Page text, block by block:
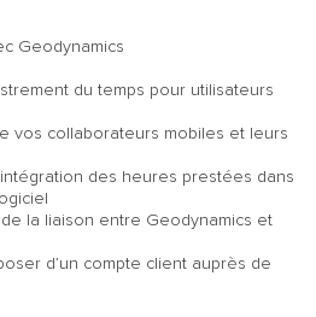
Geodynamics
du temps pour utilisateurs
vos collaborateurs mobiles et leurs
des heures prestées dans
la liaison entre Geodynamics et
d’un compte client auprès de